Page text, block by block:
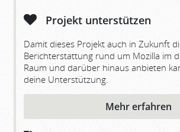
Projekt unterstützen
Damit dieses Projekt auch in Zukunft
Berichterstattung rund um Mozilla im
Raum und darüber hinaus anbieten
deine Unterstützung.
Mehr erfahren